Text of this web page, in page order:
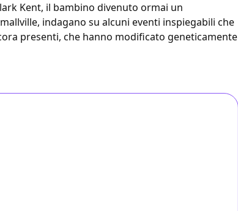
Kent, il bambino divenuto ormai un
indagano su alcuni eventi inspiegabili che
presenti, che hanno modificato geneticamente